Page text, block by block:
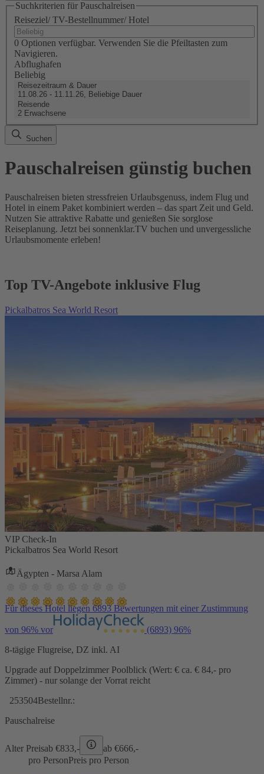
Suchkriterien für Pauschalreisen
Reiseziel/ TV-Bestellnummer/ Hotel
0 Optionen verfügbar. Verwenden Sie die Pfeiltasten zum
Navigieren.
Abflughafen
Beliebig
Reisezeitraum & Dauer
11.08.26 - 11.11.26, Beliebige Dauer
Reisende
2 Erwachsene
Suchen
Pauschalreisen günstig buchen
Pauschalreisen bieten stressfreien Urlaubsgenuss, indem Flug und
Hotel in einem Paket kombiniert werden – das spart Zeit und Geld.
Nutzen Sie attraktive Rabatte und genießen Sie sorglose
Reiseplanung. Jetzt bei sonnenklar.TV buchen und unvergessliche
Urlaubsmomente erleben!
Top TV-Angebote inklusive Flug
Pickalbatros Sea World Resort
VIP Check-In
Pickalbatros Sea World Resort
Ägypten - Marsa Alam
Für dieses Hotel liegen 6893 Bewertungen mit einer Zustimmung
von 96% vor (6893) 96%
8-tägige Flugreise, DZ inkl. AI
Upgrade auf Doppelzimmer Poolblick (Wert: € ca. € 84,- pro
Zimmer) - nur solange der Vorrat reicht
253504Bestellnr.:
Pauschalreise
Alter Preisab €833,- ab €666,-
pro PersonPreis pro Person